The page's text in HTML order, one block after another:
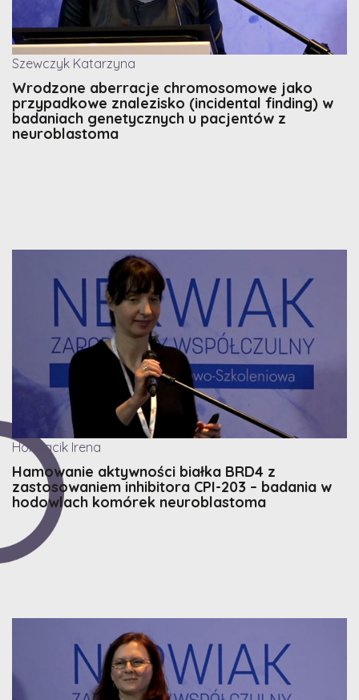
Szewczyk Katarzyna
Wrodzone aberracje chromosomowe jako
przypadkowe znalezisko (incidental finding) w
badaniach genetycznych u pacjentów z
neuroblastoma
Horwacik Irena
Hamowanie aktywności białka BRD4 z
zastosowaniem inhibitora CPI-203 – badania w
hodowlach komórek neuroblastoma